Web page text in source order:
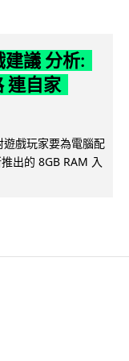
議 分析:
連自家
戲玩家要為電腦配
出的 8GB RAM 入